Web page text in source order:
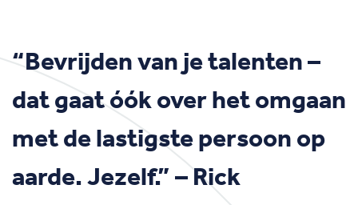
“Bevrijden van je talenten –
dat gaat óók over het omgaan
met de lastigste persoon op
aarde. Jezelf.” – Rick